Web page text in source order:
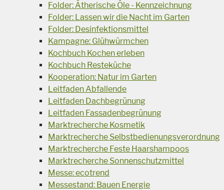
Folder: Ätherische Öle - Kennzeichnung
Folder: Lassen wir die Nacht im Garten
Folder: Desinfektionsmittel
Kampagne: Glühwürmchen
Kochbuch Kochen erleben
Kochbuch Resteküche
Kooperation: Natur im Garten
Leitfaden Abfallende
Leitfaden Dachbegrünung
Leitfaden Fassadenbegrünung
Marktrecherche Kosmetik
Marktrecherche Selbstbedienungsverordnung
Marktrecherche Feste Haarshampoos
Marktrecherche Sonnenschutzmittel
Messe: ecotrend
Messestand: Bauen Energie